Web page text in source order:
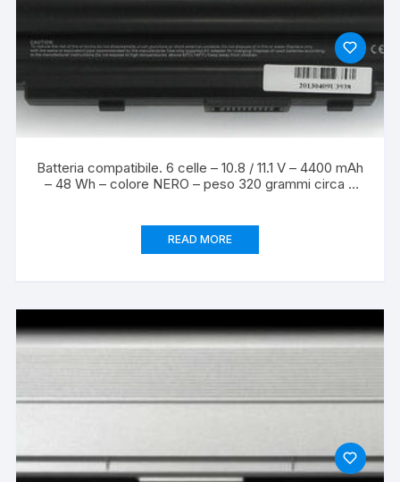
Batteria compatibile. 6 celle – 10.8 / 11.1 V – 4400 mAh
– 48 Wh – colore NERO – peso 320 grammi circa –
READ MORE